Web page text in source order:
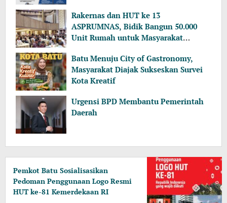
Rakernas dan HUT ke 13
ASPRUMNAS, Bidik Bangun 50.000
Unit Rumah untuk Masyarakat
Batu Menuju City of Gastronomy,
Masyarakat Diajak Sukseskan Survei
Kota Kreatif
Urgensi BPD Membantu Pemerintah
Daerah
Pemkot Batu Sosialisasikan
Pedoman Penggunaan Logo Resmi
HUT ke-81 Kemerdekaan RI